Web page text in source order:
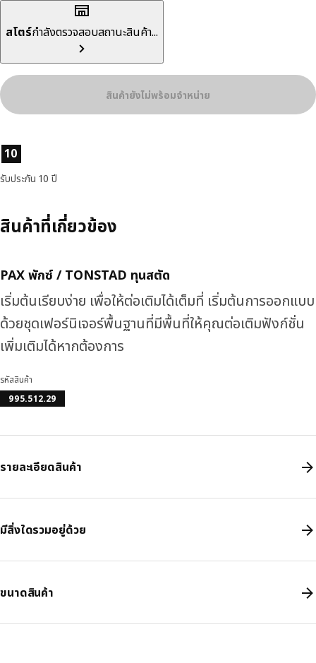
สโตร์กำลังตรวจสอบสถานะสินค้า...
สินค้ายังไม่พร้อมจำหน่าย
ลักษณะสินค้า
10
รับประกัน 10 ปี
สินค้าที่เกี่ยวข้อง
PAX พักซ์ / TONSTAD ทุนสตัด
เริ่มต้นเรียบง่าย เพื่อให้ต่อเติมได้เต็มที่ เริ่มต้นการออกแบบ
ด้วยชุดเฟอร์นิเจอร์พื้นฐานที่มีพื้นที่ให้คุณต่อเติมฟังก์ชั่น
เพิ่มเติมได้หากต้องการ
รหัสสินค้า
995.512.29
รายละเอียดสินค้า
มีสิ่งใดรวมอยู่ด้วย
ขนาดสินค้า